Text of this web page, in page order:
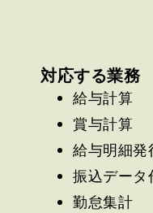
対応する業務
給与計算
賞与計算
給与明細発
振込データ
勤怠集計